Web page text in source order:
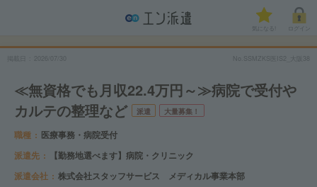
気になる!
No.SSMZKS医IS2_大阪38
≪無資格でも月収22.4万円～≫病院で受付や
カルテの整理など
派遣 大量募集！
職種
医療事務・病院受付
派遣先
【勤務地選べます】病院・クリニック
派遣会社
株式会社スタッフサービス メディカル事業本部